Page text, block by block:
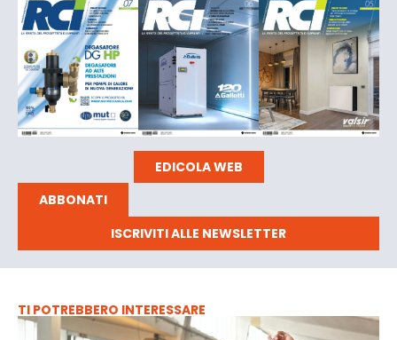
EDICOLA WEB
ABBONATI
ISCRIVITI ALLE NEWSLETTER
TI POTREBBERO INTERESSARE